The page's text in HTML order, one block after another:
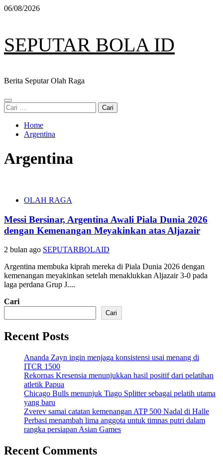
Skip
06/08/2026
SEPUTAR BOLA ID
Berita Seputar Olah Raga
Primary
Menu
Cari
untuk:
Home
Argentina
Argentina
OLAH RAGA
Messi Bersinar, Argentina Awali Piala Dunia 2026
dengan Kemenangan Meyakinkan atas Aljazair
2 bulan ago SEPUTARBOLAID
Argentina membuka kiprah mereka di Piala Dunia 2026 dengan
kemenangan meyakinkan setelah menaklukkan Aljazair 3-0 pada
laga perdana Grup J....
Cari
Cari
Recent Posts
Ananda Zayn ingin menjaga konsistensi usai menang di
ITCR 1500
Rekornas Kresensia menunjukkan hasil positif dari pelatihan
atletik Papua
Chicago Bulls menunjuk Tiago Splitter sebagai pelatih utama
yang baru
Zverev samai catatan kemenangan ATP 500 Nadal di Halle
Perbasi menambah lima anggota untuk timnas putri dalam
rangka persiapan Asian Games
Recent Comments